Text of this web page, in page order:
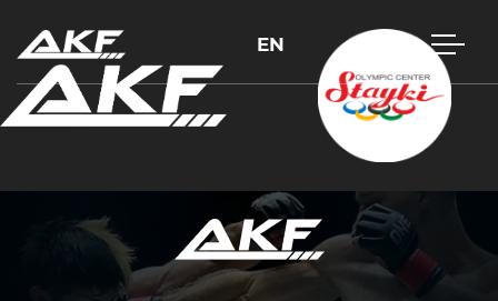
EN
Нажмите Enter для поиска или Esc, чтобы закрыть